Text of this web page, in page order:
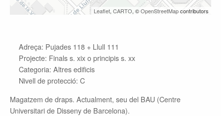
Leaflet, CARTO, ©OpenStreetMapcontributors
Adreça: Pujades 118 + Llull 111
Projecte: Finals s. xix o principis s. xx
Categoria: Altres edificis
Nivell de protecció: C
Magatzem de draps. Actualment, seu del BAU (Centre
Universitari de Disseny de Barcelona).